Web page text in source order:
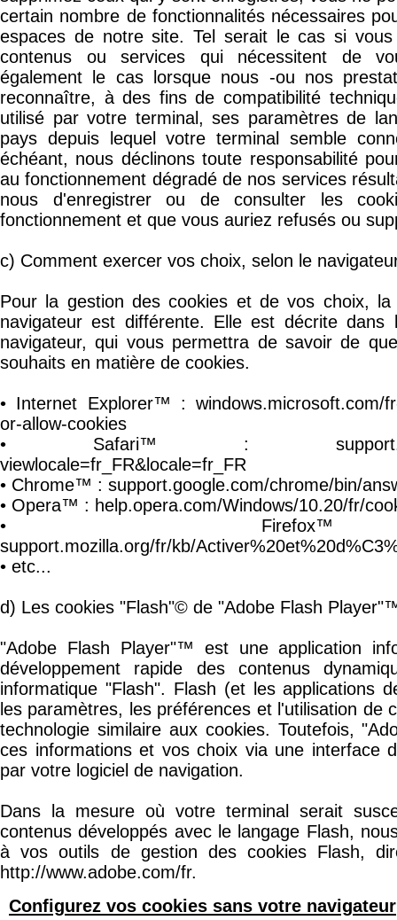
certain nombre de fonctionnalités nécessaires
espaces de notre site. Tel serait le cas si
contenus ou services qui nécessitent de
également le cas lorsque nous -ou nos
reconnaître, à des fins de compatibilité
utilisé par votre terminal, ses paramètres de
pays depuis lequel votre terminal semble
échéant, nous déclinons toute responsabilité
au fonctionnement dégradé de nos services
nous d'enregistrer ou de consulter les
fonctionnement et que vous auriez refusés ou
c) Comment exercer vos choix, selon le
Pour la gestion des cookies et de vos choix, la
navigateur est différente. Elle est décrite
navigateur, qui vous permettra de savoir de
souhaits en matière de cookies.
• Internet Explorer™ : windows.microsoft.com/
or-allow-cookies
• Safari™ :
viewlocale=fr_FR&locale=fr_FR
• Chrome™ : support.google.com/chrome/bin/
• Opera™ : help.opera.com/Windows/10.20/fr/
•
support.mozilla.org/fr/kb/
• etc...
d) Les cookies "Flash"© de "Adobe Flash
"Adobe Flash Player"™ est une application
développement rapide des contenus
informatique "Flash". Flash (et les applications
les paramètres, les préférences et l'utilisation de
technologie similaire aux cookies. Toutefois,
ces informations et vos choix via une interface
par votre logiciel de navigation.
Dans la mesure où votre terminal serait
contenus développés avec le langage Flash,
à vos outils de gestion des cookies Flash,
http://www.adobe.com/fr.
Configurez vos cookies sans votre navigateur